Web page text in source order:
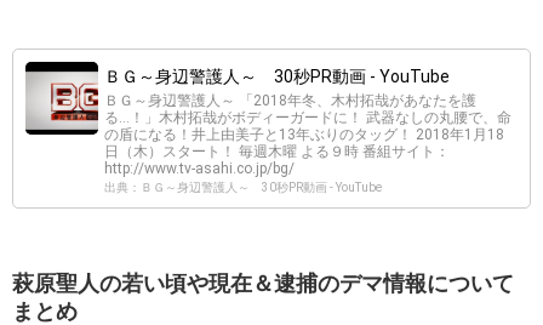
ＢＧ～身辺警護人～ 30秒PR動画 - YouTube
ＢＧ～身辺警護人～ 「2018年冬、木村拓哉があなたを護
る…！」木村拓哉がボディーガードに！ 武器なしの丸腰で、命
の盾になる！井上由美子と13年ぶりのタッグ！ 2018年1月18
日（木）スタート！ 毎週木曜 よる９時 番組サイト：
http://www.tv-asahi.co.jp/bg/
出典：ＢＧ～身辺警護人～ 30秒PR動画 - YouTube
萩原聖人の若い頃や現在＆逮捕のデマ情報について
まとめ